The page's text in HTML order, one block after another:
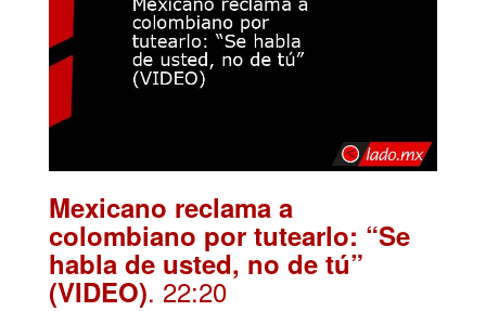
Mexicano reclama a
colombiano por tutearlo: “Se
habla de usted, no de tú”
(VIDEO). 22:20